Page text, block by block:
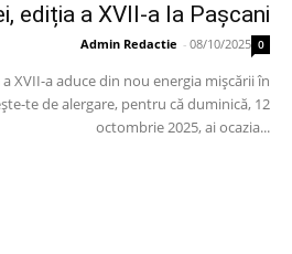
ediția a XVII-a la Pașcani
Admin Redactie - 08/10/2025 0
XVII-a aduce din nou energia mișcării în
te de alergare, pentru că duminică, 12
octombrie 2025, ai ocazia...